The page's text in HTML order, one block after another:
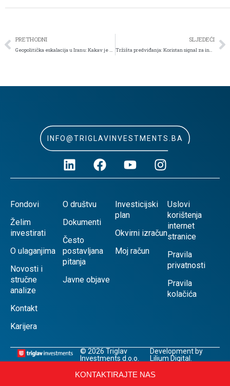
PRETHODNI
Geopolitička eskalacija u Iranu: Kakav je utjecaj na tržišta kapitala?
SLJEDEĆI
Tržišta predviđanja: Koristan signal za investitore ili samo novi oblik šuma?
INFO@TRIGLAVINVESTMENTS.BA
Fondovi
Želim
investirati
O ulaganjima
Novosti i
stručne
analize
Kontakt
Karijera
O društvu
Dokumenti
Često
postavljana
pitanja
Javne objave
Investicijski
plan
Okvirni izračun
Moj račun
Uslovi
korištenja
internet
stranice
Pravila
privatnosti
Pravila
kolačića
© 2026 Triglav
Investments d.o.o.
Development by
Lilium Digital.
KONTAKTIRAJTE NAS